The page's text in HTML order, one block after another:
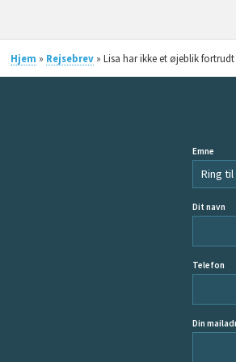
Hjem » Rejsebrev» Lisa har ikke et øjeblik fortrudt
Emne
Dit navn
Telefon
Din